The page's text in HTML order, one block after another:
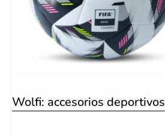
Wolfi: accesorios deportivos